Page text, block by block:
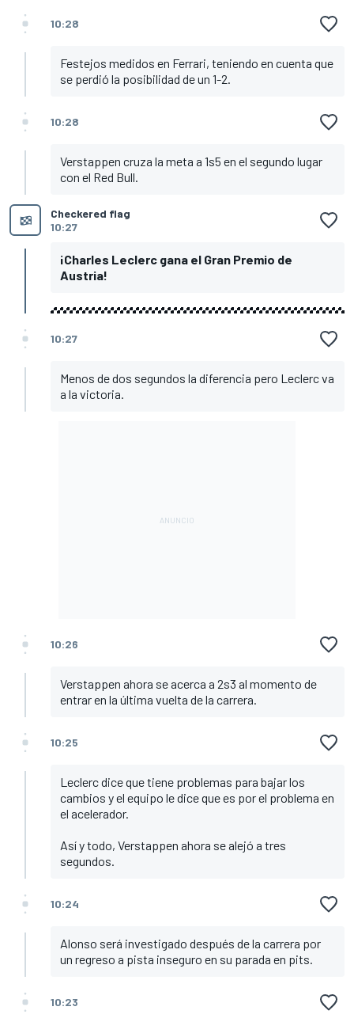
10:28
Festejos medidos en Ferrari, teniendo en cuenta que
se perdió la posibilidad de un 1-2.
10:28
Verstappen cruza la meta a 1s5 en el segundo lugar
con el Red Bull.
Checkered flag
10:27
¡Charles Leclerc gana el Gran Premio de
Austria!
10:27
Menos de dos segundos la diferencia pero Leclerc va
a la victoria.
10:26
Verstappen ahora se acerca a 2s3 al momento de
entrar en la última vuelta de la carrera.
10:25
Leclerc dice que tiene problemas para bajar los
cambios y el equipo le dice que es por el problema en
el acelerador.
Así y todo, Verstappen ahora se alejó a tres
segundos.
10:24
Alonso será investigado después de la carrera por
un regreso a pista inseguro en su parada en pits.
10:23